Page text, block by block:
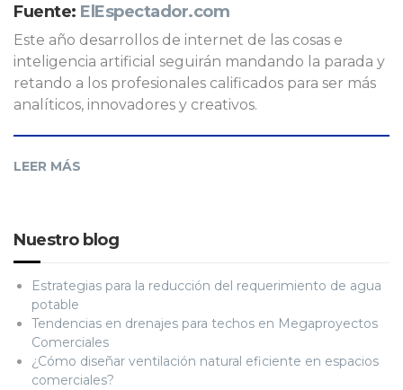
Fuente: ElEspectador.com
Este año desarrollos de internet de las cosas e
inteligencia artificial seguirán mandando la parada y
retando a los profesionales calificados para ser más
analíticos, innovadores y creativos.
LEER MÁS
Nuestro blog
Estrategias para la reducción del requerimiento de agua
potable
Tendencias en drenajes para techos en Megaproyectos
Comerciales
¿Cómo diseñar ventilación natural eficiente en espacios
comerciales?